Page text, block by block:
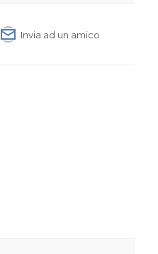
Invia ad un amico